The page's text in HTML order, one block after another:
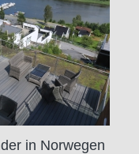
in Norwegen